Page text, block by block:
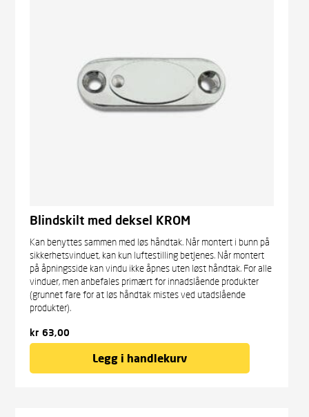
Blindskilt med deksel KROM
Kan benyttes sammen med løs håndtak. Når montert i bunn på
sikkerhets­vinduet, kan kun luftestilling betjenes. Når montert
på åpnings­side kan vindu ikke åpnes uten løst håndtak. For alle
vinduer, men anbefales primært for innadslående produkter
(grunnet­ fare for at løs håndtak mistes ved utadslående
produkter).
kr 63,00
Legg i handlekurv